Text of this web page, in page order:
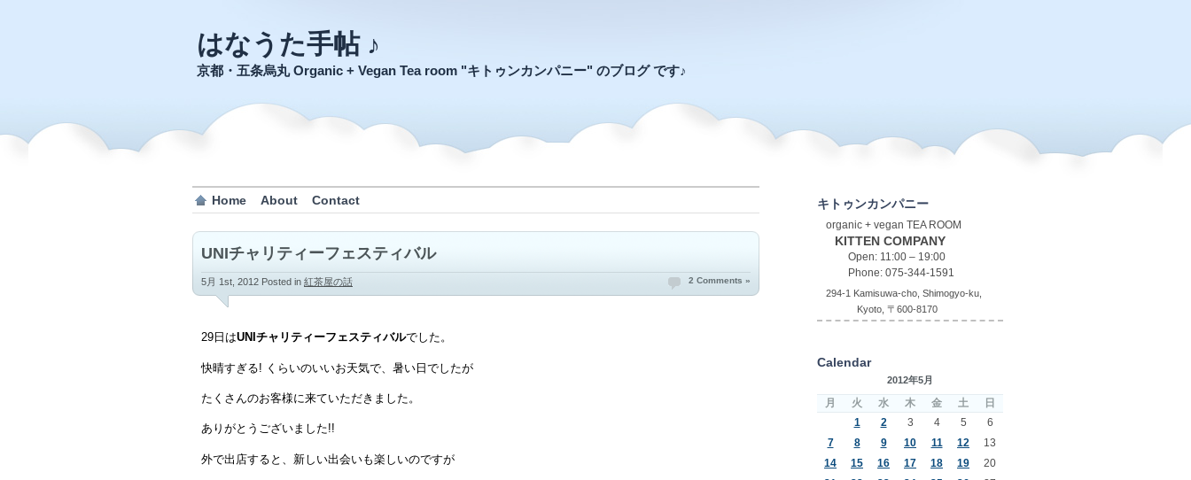
はなうた手帖 ♪
京都・五条烏丸 Organic + Vegan Tea room "キトゥンカンパニー" のブログ です♪
Home About Contact
UNIチャリティーフェスティバル
5月 1st, 2012 Posted in 紅茶屋の話 2 Comments »
29日はUNIチャリティーフェスティバルでした。
快晴すぎる! くらいのいいお天気で、暑い日でしたが
たくさんのお客様に来ていただきました。
ありがとうございました!!
外で出店すると、新しい出会いも楽しいのですが
キトゥンカンパニー
organic + vegan TEA ROOM
KITTEN COMPANY
Open: 11:00 – 19:00
Phone: 075-344-1591
294-1 Kamisuwa-cho, Shimogyo-ku,
Kyoto, 〒600-8170
Calendar
2012年5月
月 火 水 木 金 土
日
1
2 3 4 5
6
7
8 9 10 11 12
13
14
15 16 17 18 19
20